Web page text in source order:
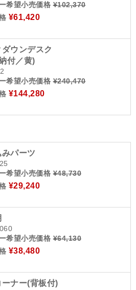
希望小売価格¥102,370
¥61,420
ダウンデスク
付／黄)
希望小売価格¥240,470
¥144,280
パーツ
希望小売価格¥48,730
¥29,240
希望小売価格¥64,130
¥38,480
ナー(背板付)